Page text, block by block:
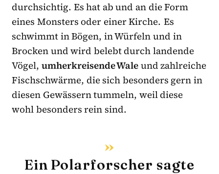
durchsichtig. Es hat ab und an die Form
eines Monsters oder einer Kirche. Es
schwimmt in Bögen, in Würfeln und in
Brocken und wird belebt durch landende
Vögel, umherkreisende Waleund zahlreiche
Fischschwärme, die sich besonders gern in
diesen Gewässern tummeln, weil diese
wohl besonders rein sind.
Ein Polarforscher sagte